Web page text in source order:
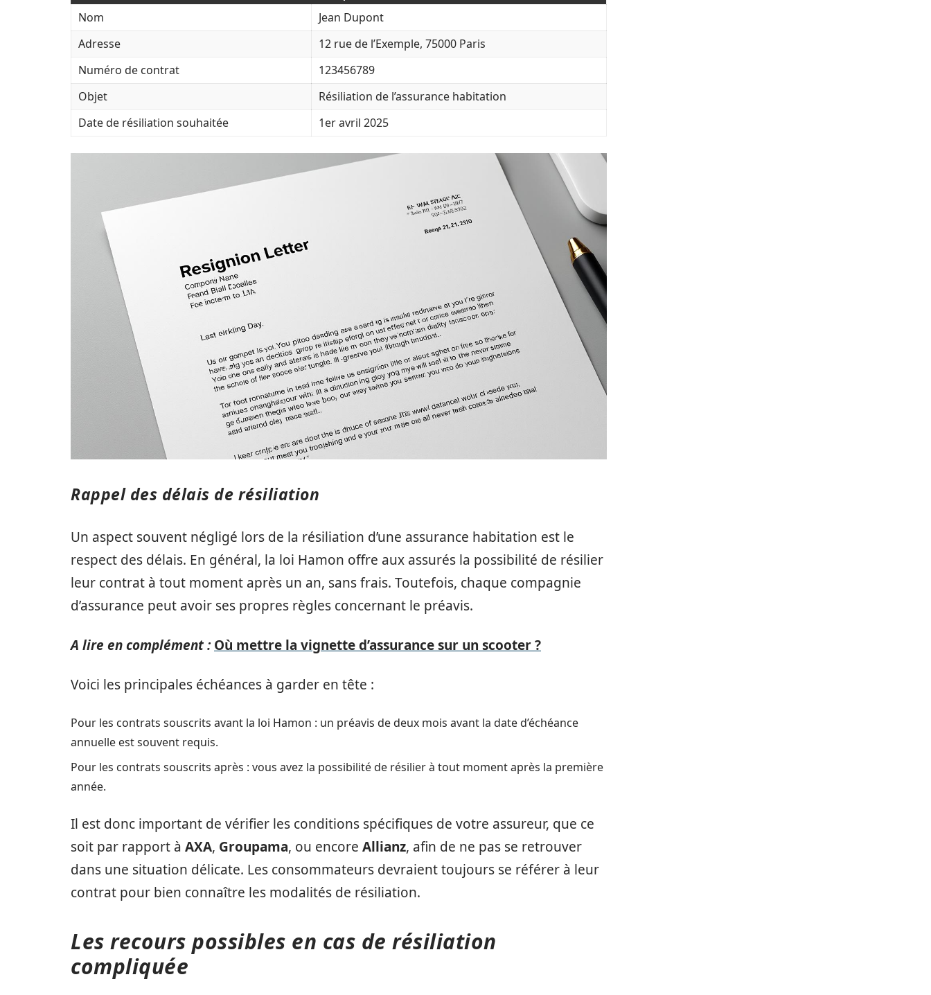
Nom
Jean Dupont
Adresse
12 rue de l’Exemple, 75000 Paris
Numéro de contrat
123456789
Objet
Résiliation de l’assurance habitation
Date de résiliation souhaitée
1er avril 2025
Rappel des délais de résiliation
Un aspect souvent négligé lors de la résiliation d’une assurance habitation est le
respect des délais. En général, la loi Hamon offre aux assurés la possibilité de résilier
leur contrat à tout moment après un an, sans frais. Toutefois, chaque compagnie
d’assurance peut avoir ses propres règles concernant le préavis.
A lire en complément : Où mettre la vignette d’assurance sur un scooter ?
Voici les principales échéances à garder en tête :
Pour les contrats souscrits avant la loi Hamon : un préavis de deux mois avant la date d’échéance
annuelle est souvent requis.
Pour les contrats souscrits après : vous avez la possibilité de résilier à tout moment après la première
année.
Il est donc important de vérifier les conditions spécifiques de votre assureur, que ce
soit par rapport à AXA, Groupama, ou encore Allianz, afin de ne pas se retrouver
dans une situation délicate. Les consommateurs devraient toujours se référer à leur
contrat pour bien connaître les modalités de résiliation.
Les recours possibles en cas de résiliation
compliquée